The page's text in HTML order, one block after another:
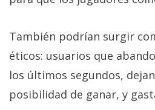
También podrían surgir
éticos: usuarios que
los últimos segundos,
posibilidad de ganar, y